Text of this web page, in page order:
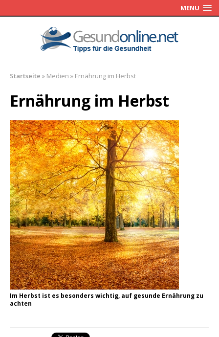
MENU
Startseite » Medien » Ernährung im Herbst
Ernährung im Herbst
Im Herbst ist es besonders wichtig, auf gesunde Ernährung zu
achten